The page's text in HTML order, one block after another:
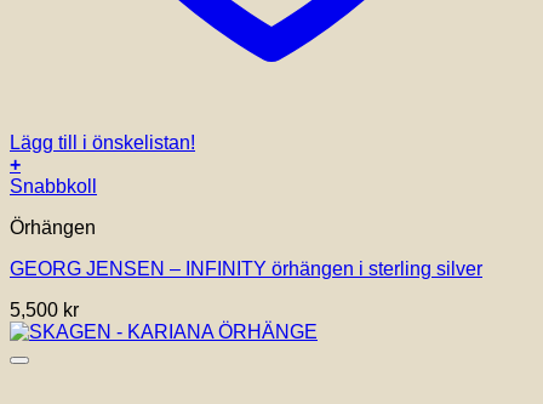
Lägg till i önskelistan!
+
Snabbkoll
Örhängen
GEORG JENSEN – INFINITY örhängen i sterling silver
5,500 kr